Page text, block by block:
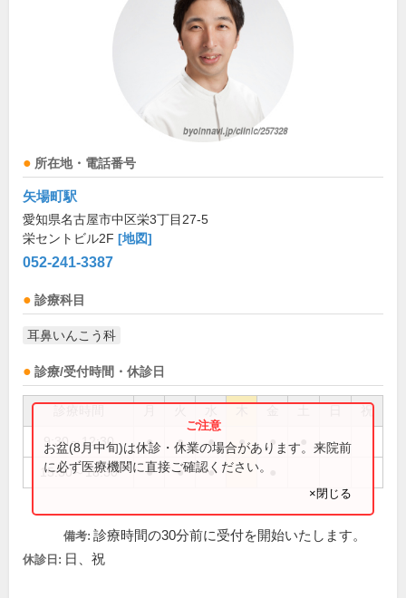
所在地・電話番号
矢場町駅
愛知県名古屋市中区栄3丁目27-5
栄セントビル2F [地図]
052-241-3387
診療科目
耳鼻いんこう科
診療/受付時間・休診日
祝
9:30～12:30 ● ● ● ● ●
15:30～18:30 ● ● ●
お盆(8月中旬)は休診・休業の場合があります。来院前
に必ず医療機関に直接ご確認ください。
×閉じる
備考: 診療時間の30分前に受付を開始いたします。
休診日: 日、祝